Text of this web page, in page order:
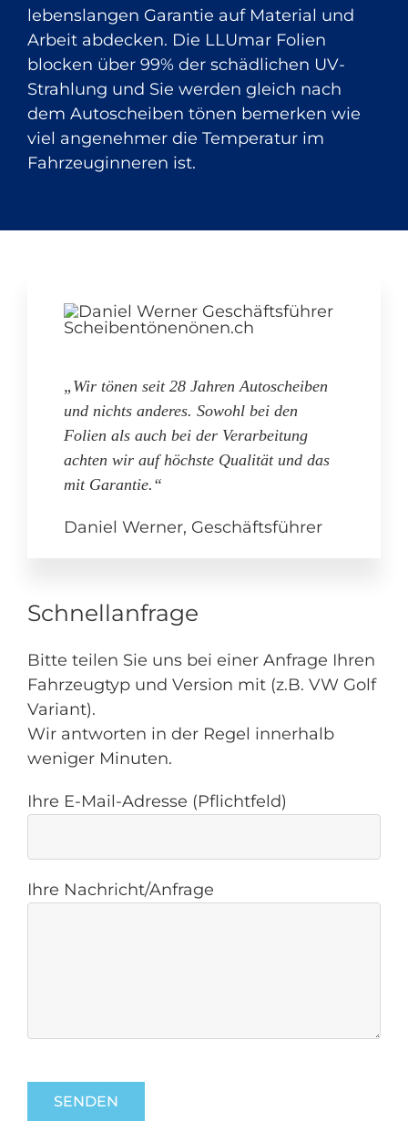
lebenslangen Garantie auf Material und
Arbeit abdecken. Die LLUmar Folien
blocken über 99% der schädlichen UV-
Strahlung und Sie werden gleich nach
dem Autoscheiben tönen bemerken wie
viel angenehmer die Temperatur im
Fahrzeuginneren ist.
„Wir tönen seit 28 Jahren Autoscheiben
und nichts anderes. Sowohl bei den
Folien als auch bei der Verarbeitung
achten wir auf höchste Qualität und das
mit Garantie.“
Daniel Werner, Geschäftsführer
Schnellanfrage
Bitte teilen Sie uns bei einer Anfrage Ihren
Fahrzeugtyp und Version mit (z.B. VW Golf
Variant).
Wir antworten in der Regel innerhalb
weniger Minuten.
Ihre E-Mail-Adresse (Pflichtfeld)
Ihre Nachricht/Anfrage